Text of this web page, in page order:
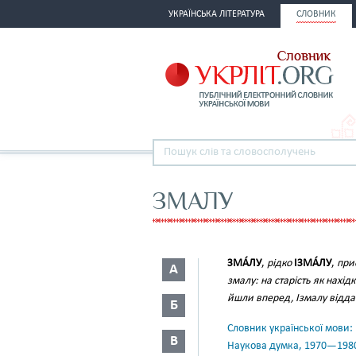
УКРАЇНСЬКА ЛІТЕРАТУРА СЛОВНИК
ЗМАЛУ
А
Б
В
ЗМА́ЛУ, рідко ІЗМА́ЛУ,
змалу: на старість як
йшли вперед, Ізмалу
Словник української
Наукова думка,